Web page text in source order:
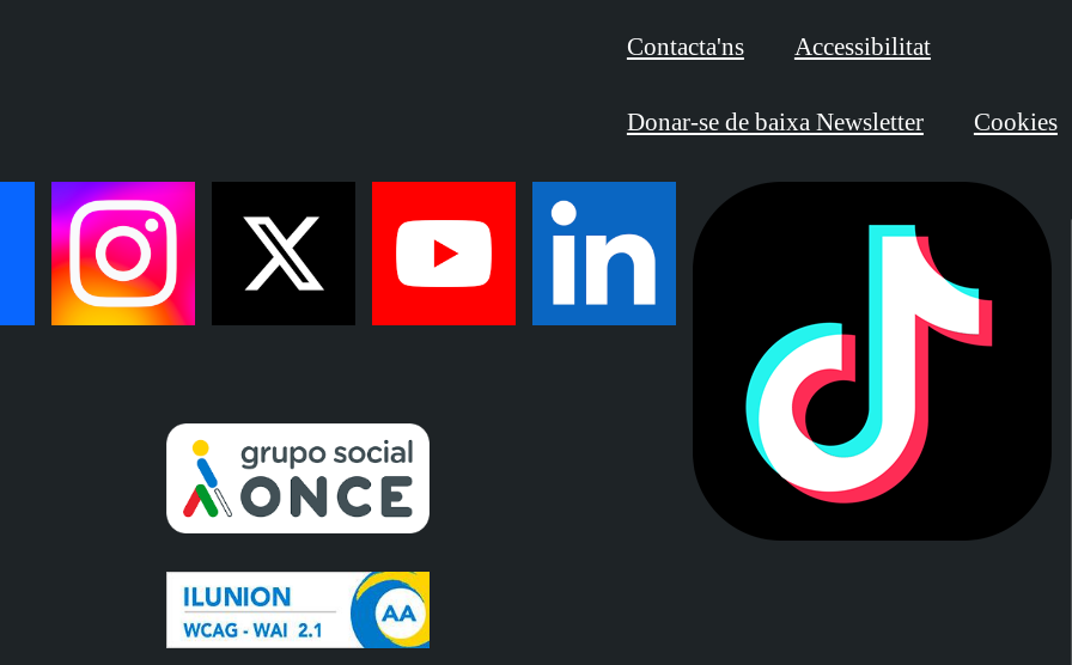
Contacta'ns Accessibilitat
Donar-se de baixa Newsletter Cookies